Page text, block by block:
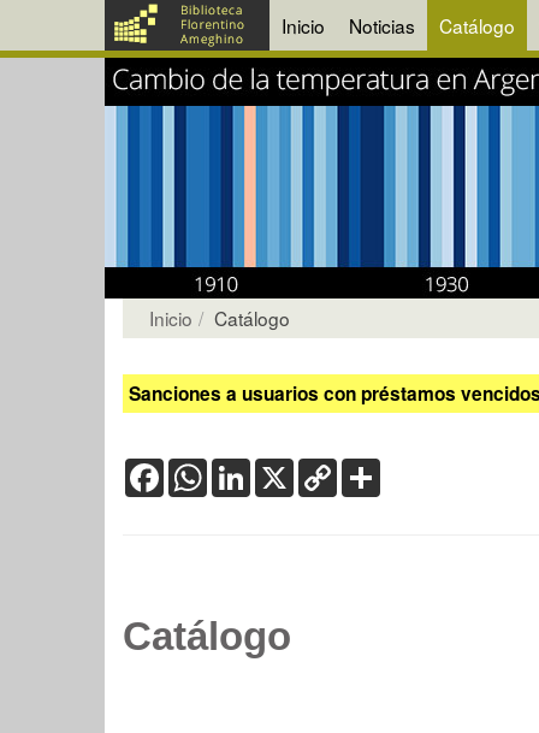
Inicio Noticias Catálogo
Inicio Catálogo
Sanciones a usuarios con préstamos
FacebookWhatsApp
LinkedIn
X Copy
Link
Catálogo